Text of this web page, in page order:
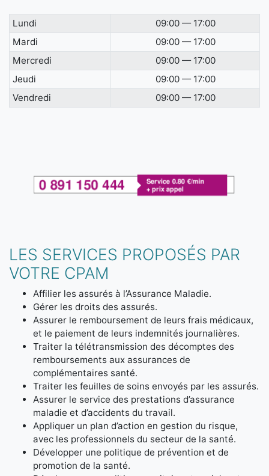
Lundi
09:00 — 17:00
Mardi
09:00 — 17:00
Mercredi
09:00 — 17:00
Jeudi
09:00 — 17:00
Vendredi
09:00 — 17:00
LES SERVICES PROPOSÉS PAR
VOTRE CPAM
Affilier les assurés à l’Assurance Maladie.
Gérer les droits des assurés.
Assurer le remboursement de leurs frais médicaux,
et le paiement de leurs indemnités journalières.
Traiter la télétransmission des décomptes des
remboursements aux assurances de
complémentaires santé.
Traiter les feuilles de soins envoyés par les assurés.
Assurer le service des prestations d’assurance
maladie et d’accidents du travail.
Appliquer un plan d’action en gestion du risque,
avec les professionnels du secteur de la santé.
Développer une politique de prévention et de
promotion de la santé.